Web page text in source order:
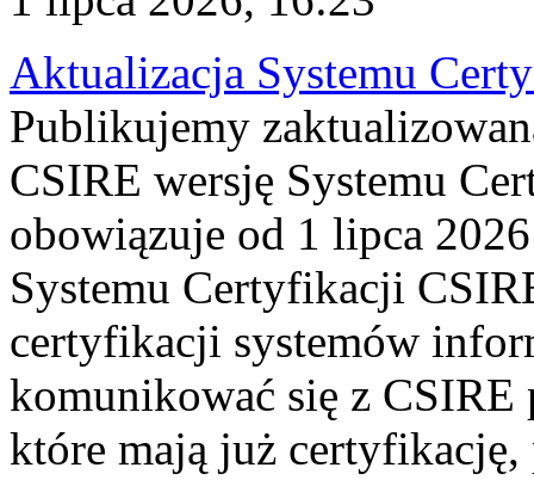
Aktualizacja Systemu
Publikujemy
CSIRE wersję Systemu
obowiązuje od 1 lipca
Systemu Certyfikacji
certyfikacji systemów
komunikować się z
które mają już